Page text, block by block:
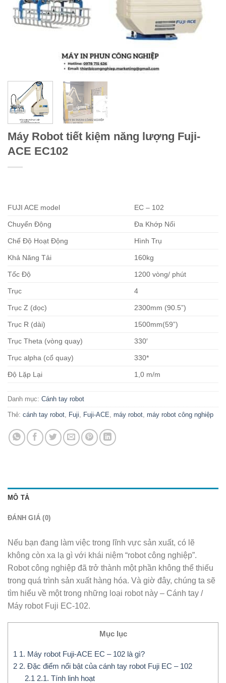
Máy Robot tiết kiệm năng lượng Fuji-
ACE EC102
FUJI ACE model EC – 102
Chuyển Động Đa Khớp Nối
Chế Độ Hoạt Động Hình Trụ
Khả Năng Tải 160kg
Tốc Độ 1200 vòng/ phút
Trục 4
Trục Z (dọc) 2300mm (90.5”)
Trục R (dài) 1500mm(59”)
Trục Theta (vòng quay) 330′
Trục alpha (cổ quay) 330*
Độ Lặp Lại 1,0 m/m
Danh mục: Cánh tay robot
Thẻ: cánh tay robot Fuji Fuji-ACE máy robot máy robot công nghiệp
MÔ TẢ
ĐÁNH GIÁ (0)
Nếu bạn đang làm việc trong lĩnh vực sản xuất, có lẽ
không còn xa lạ gì với khái niệm “robot công nghiệp”.
Robot công nghiệp đã trở thành một phần không thể thiếu
trong quá trình sản xuất hàng hóa. Và giờ đây, chúng ta sẽ
tìm hiểu về một trong những loại robot này – Cánh tay /
Máy robot Fuji EC-102.
Mục lục
1 1. Máy robot Fuji-ACE EC – 102 là gì?
2 2. Đặc điểm nổi bật của cánh tay robot Fuji EC – 102
2.1 2.1. Tính linh hoạt